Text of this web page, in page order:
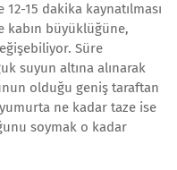
15 dakika kaynatılması
kabın büyüklüğüne,
Süre
suyun altına alınarak
olduğu geniş taraftan
ne kadar taze ise
soymak o kadar